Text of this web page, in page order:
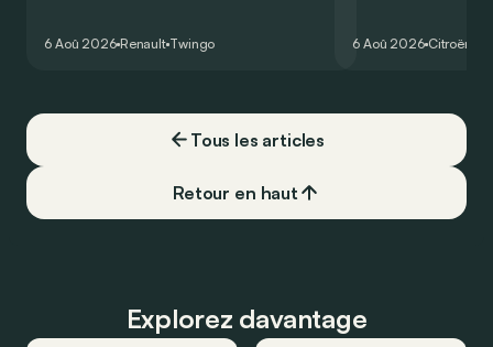
moment. Mais est-ce que l’idylle se
6 Aoû 2026 Renault Twingo 6 Aoû 2026 Citroën
Tous les articles
Retour en haut
Explorez davantage